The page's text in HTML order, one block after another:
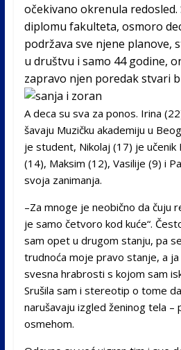
očekivano okrenula redosled.
diplomu fakul­teta, osmoro
podržava sve njene planove,
u druš­tvu i samo 44 godine,
zapravo njen poredak stvari
A deca su sva za ponos. Iri­na
šavaju Muzičku akademi­ju u
je student, Nikolaj (17) je učenik
(14), Maksim (12), Va­silije (9) i
svoja zanimanja.
–Za mnoge je neobično da čuju
je samo četvoro kod ku­će“.
sam opet u drugom sta­nju, pa
trudnoća moje pravo sta­nje, a
svesna hrabrosti s kojom sam
Sru­šila sam i stereotip o tome
na­rušavaju izgled ženinog te­la –
osmehom.